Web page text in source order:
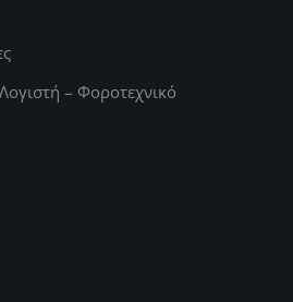
– Φοροτεχνικό